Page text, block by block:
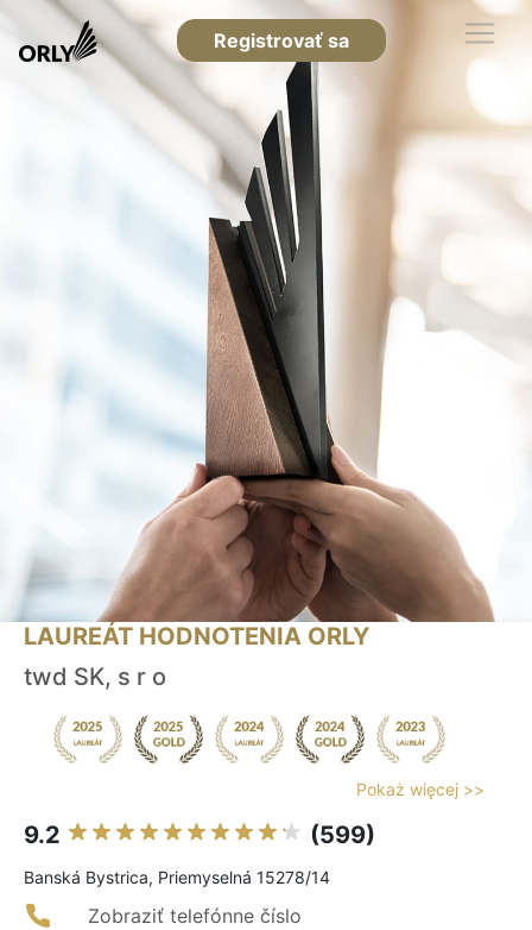
Registrovať sa
LAUREÁT HODNOTENIA ORLY
twd SK, s r o
Pokaż więcej >>
9.2 (599)
Banská Bystrica, Priemyselná 15278/14
Zobraziť telefónne číslo